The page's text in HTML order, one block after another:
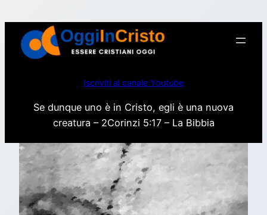
contenuto
Iscriviti al canale Youtube
Se dunque uno è in Cristo, egli è una nuova
creatura – 2Corinzi 5:17 – La Bibbia